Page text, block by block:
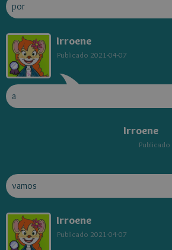
por
Irroene
Publicado 2021-04-07
a
Irroene
Publicado
vamos
Irroene
Publicado 2021-04-07